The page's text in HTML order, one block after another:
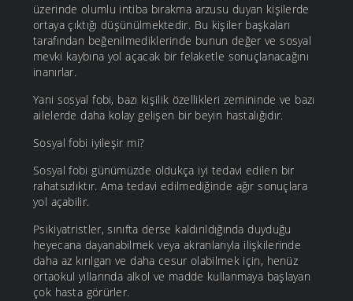
üzerinde olumlu intiba bırakma arzusu duyan kişilerde
ortaya çıktığı düşünülmektedir. Bu kişiler başkaları
tarafından beğenilmediklerinde bunun değer ve sosyal
mevki kaybına yol açacak bir felaketle sonuçlanacağını
inanırlar.
Yani sosyal fobi, bazı kişilik özellikleri zemininde ve bazı
ailelerde daha kolay gelişen bir beyin hastalığıdır.
Sosyal fobi iyileşir mi?
Sosyal fobi günümüzde oldukça iyi tedavi edilen bir
rahatsızlıktır. Ama tedavi edilmediğinde ağır sonuçlara
yol açabilir.
Psikiyatristler, sınıfta derse kaldırıldığında duyduğu
heyecana dayanabilmek veya akranlarıyla ilişkilerinde
daha az kırılgan ve daha cesur olabilmek için, henüz
ortaokul yıllarında alkol ve madde kullanmaya başlayan
çok hasta görürler.